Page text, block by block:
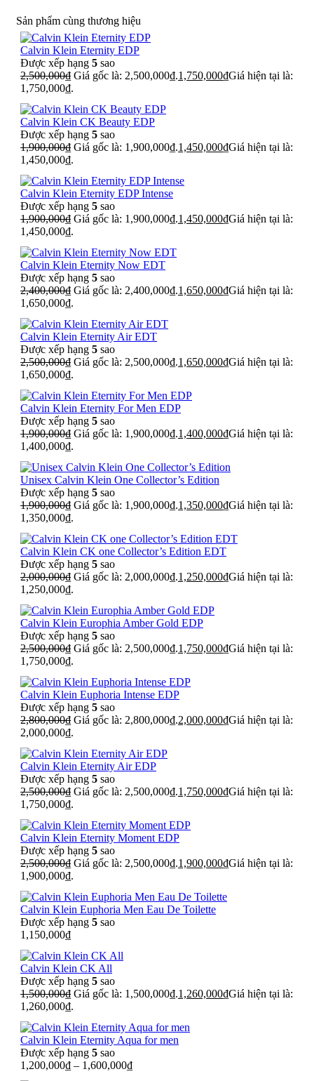
Sản phẩm cùng thương hiệu
Calvin Klein Eternity EDP
Được xếp hạng 5 sao
2,500,000₫ Giá gốc là: 2,500,000₫.1,750,000₫Giá hiện tại là:
1,750,000₫.
Calvin Klein CK Beauty EDP
Được xếp hạng 5 sao
1,900,000₫ Giá gốc là: 1,900,000₫.1,450,000₫Giá hiện tại là:
1,450,000₫.
Calvin Klein Eternity EDP Intense
Được xếp hạng 5 sao
1,900,000₫ Giá gốc là: 1,900,000₫.1,450,000₫Giá hiện tại là:
1,450,000₫.
Calvin Klein Eternity Now EDT
Được xếp hạng 5 sao
2,400,000₫ Giá gốc là: 2,400,000₫.1,650,000₫Giá hiện tại là:
1,650,000₫.
Calvin Klein Eternity Air EDT
Được xếp hạng 5 sao
2,500,000₫ Giá gốc là: 2,500,000₫.1,650,000₫Giá hiện tại là:
1,650,000₫.
Calvin Klein Eternity For Men EDP
Được xếp hạng 5 sao
1,900,000₫ Giá gốc là: 1,900,000₫.1,400,000₫Giá hiện tại là:
1,400,000₫.
Unisex Calvin Klein One Collector’s Edition
Được xếp hạng 5 sao
1,900,000₫ Giá gốc là: 1,900,000₫.1,350,000₫Giá hiện tại là:
1,350,000₫.
Calvin Klein CK one Collector’s Edition EDT
Được xếp hạng 5 sao
2,000,000₫ Giá gốc là: 2,000,000₫.1,250,000₫Giá hiện tại là:
1,250,000₫.
Calvin Klein Europhia Amber Gold EDP
Được xếp hạng 5 sao
2,500,000₫ Giá gốc là: 2,500,000₫.1,750,000₫Giá hiện tại là:
1,750,000₫.
Calvin Klein Euphoria Intense EDP
Được xếp hạng 5 sao
2,800,000₫ Giá gốc là: 2,800,000₫.2,000,000₫Giá hiện tại là:
2,000,000₫.
Calvin Klein Eternity Air EDP
Được xếp hạng 5 sao
2,500,000₫ Giá gốc là: 2,500,000₫.1,750,000₫Giá hiện tại là:
1,750,000₫.
Calvin Klein Eternity Moment EDP
Được xếp hạng 5 sao
2,500,000₫ Giá gốc là: 2,500,000₫.1,900,000₫Giá hiện tại là:
1,900,000₫.
Calvin Klein Euphoria Men Eau De Toilette
Được xếp hạng 5 sao
1,150,000₫
Calvin Klein CK All
Được xếp hạng 5 sao
1,500,000₫ Giá gốc là: 1,500,000₫.1,260,000₫Giá hiện tại là:
1,260,000₫.
Calvin Klein Eternity Aqua for men
Được xếp hạng 5 sao
1,200,000₫ – 1,600,000₫